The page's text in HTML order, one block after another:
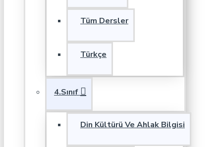
Tüm Dersler
Türkçe
4.Sınıf
Din Kültürü Ve Ahlak Bilgisi